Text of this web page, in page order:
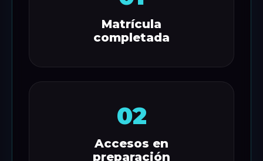
Matrícula
completada
02
Accesos en
preparación